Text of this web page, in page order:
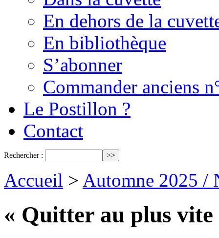
En dehors de la
En bibliothèque
S’abonner
Commander anciens
Le Postillon ?
Contact
Rechercher :
Accueil > Automne 2025 /
« Quitter au plus vite